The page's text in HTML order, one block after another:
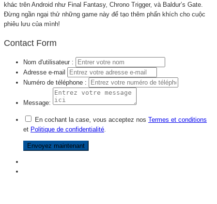
khác trên Android như Final Fantasy, Chrono Trigger, và Baldur’s Gate.
Đừng ngần ngại thử những game này để tạo thêm phấn khích cho cuộc
phiêu lưu của mình!
Contact Form
Nom d'utilisateur :
Adresse e-mail
Numéro de téléphone :
Message:
En cochant la case, vous acceptez nos Termes et conditions
et Politique de confidentialité